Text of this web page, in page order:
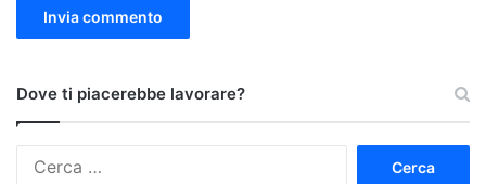
Dove ti piacerebbe lavorare?